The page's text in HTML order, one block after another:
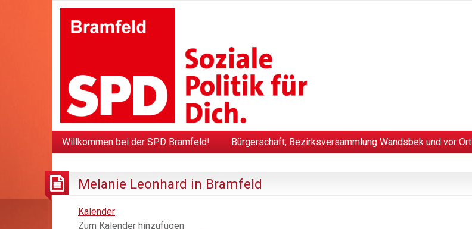
Willkommen bei der SPD Bramfeld! Bürgerschaft, Bezirksversammlung Wandsbek und vor Ort
Melanie Leonhard in Bramfeld
Kalender
Zum Kalender hinzufügen